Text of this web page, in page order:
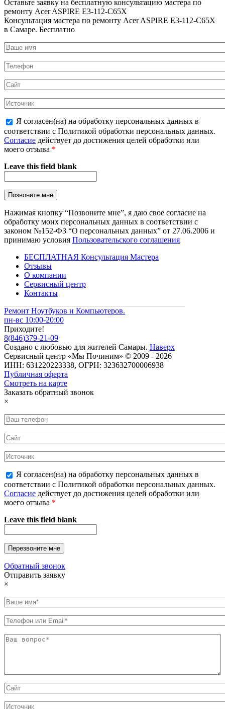
Оставьте заявку на бесплатную консультацию мастера по
ремонту Acer ASPIRE E3-112-C65X
Консультация мастера по ремонту Acer ASPIRE E3-112-C65X
в Самаре. Бесплатно
Я согласен(на) на обработку персональных данных в
соответствии с Политикой обработки персональных данных.
Согласие действует до достижения целей обработки или
моего отзыва *
Leave this field blank
Нажимая кнопку “Позвоните мне”, я даю свое согласие на
обработку моих персональных данных в соответствии с
законом №152-ФЗ “О персональных данных” от 27.06.2006 и
принимаю условия Пользовательского соглашения
БЕСПЛАТНАЯ Консультация Мастера
Отзывы
О компании
Сервисный центр
Контакты
Ремонт Ноутбуков и Компьютеров.
пн-вс 10:00-20:00
Приходите!
8(846)379-21-09
Создано с любовью для жителей Самары. Наверх
Сервисный центр «Мы Починим» © 2009 - 2026
ИНН: 631220223338, ОГРН: 323632700006938
Публичная оферта
Смотреть на карте
Заказать обратный звонок
×
Я согласен(на) на обработку персональных данных в
соответствии с Политикой обработки персональных данных.
Согласие действует до достижения целей обработки или
моего отзыва *
Leave this field blank
Обратный звонок
Отправить заявку
×